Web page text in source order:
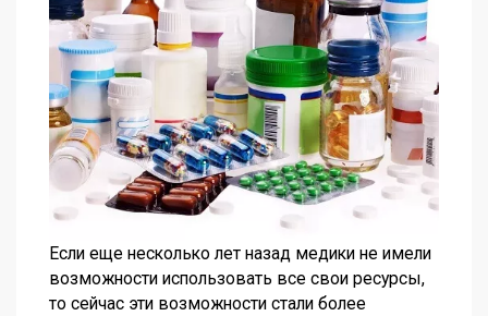
Если еще несколько лет назад медики не имели
возможности использовать все свои ресурсы,
то сейчас эти возможности стали более